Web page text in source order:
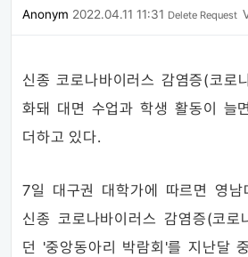
Anonym 2022.04.11 11:31 Delete Request
신종 코로나바이러스 감염증(코로
화돼 대면 수업과 학생 활동이 늘
더하고 있다.
7일 대구권 대학가에 따르면 영남
신종 코로나바이러스 감염증(코
던 '중앙동아리 박람회'를 지난달